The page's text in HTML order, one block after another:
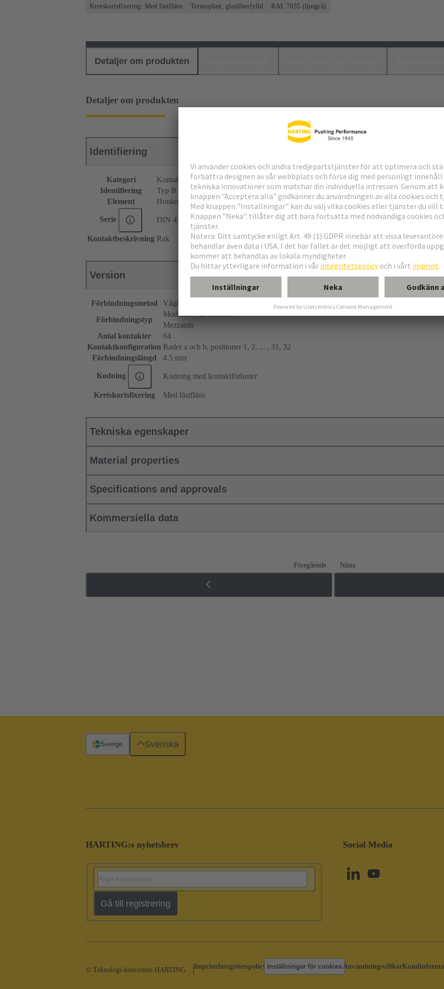
Kretskortsfixering: Med fästfläns
Termoplast, glasfiberfylld RAL 7035 (ljusgrå)
Detaljer om produkten
Detaljer om produkten
Identifiering
Kategori
Kontaktdon
Identifiering
Typ B
Element
Honkontakdon
Serie DIN 41612
Kontaktbeskrivning Rak
Version
Förbindningsmetod
Våglödningsförbindning
Förbindningstyp
Moderkort till dotterkort
Mezzanin
Antal kontakter
64
Kontaktkonfiguration Rader a och b, positioner 1, 2, ... , 31, 32
Förbindningslängd
4.5 mm
Kodning Kodning med kontaktförluster
Kretskortsfixering Med fästfläns
Tekniska egenskaper
Material properties
Specifications and approvals
Kommersiella data
Föregående Nästa
HARTING:s nyhetsbrev
Gå till registrering
Social Media
Sverige Svenska
© Teknologi-koncernen HARTING ImprintIntegritetspolicy Inställningar för cookiesAnvändningsvillkor